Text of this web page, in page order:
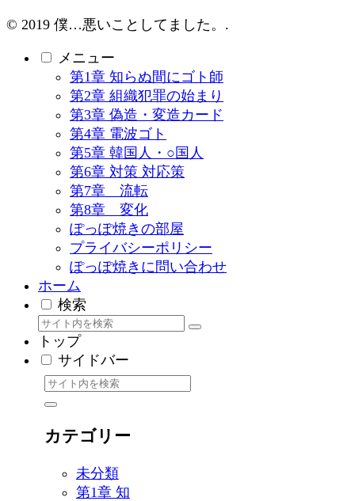
© 2019 僕…悪いことしてました。.
メニュー
第1章 知らぬ間にゴト師
第2章 組織犯罪の始まり
第3章 偽造・変造カード
第4章 電波ゴト
第5章 韓国人・○国人
第6章 対策 対応策
第7章 流転
第8章 変化
ぽっぽ焼きの部屋
プライバシーポリシー
ぽっぽ焼きに問い合わせ
ホーム
検索
トップ
サイドバー
カテゴリー
未分類
第1章 知